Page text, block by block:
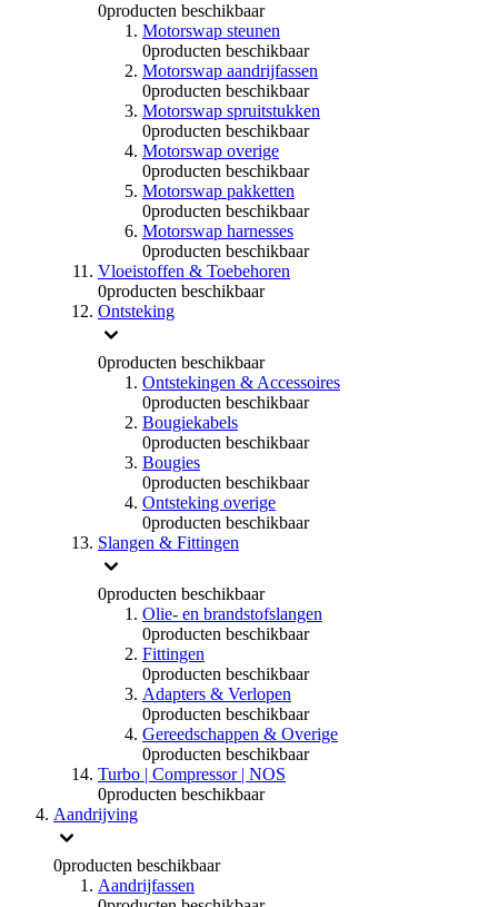
0producten beschikbaar
Motorswap steunen
0producten beschikbaar
Motorswap aandrijfassen
0producten beschikbaar
Motorswap spruitstukken
0producten beschikbaar
Motorswap overige
0producten beschikbaar
Motorswap pakketten
0producten beschikbaar
Motorswap harnesses
0producten beschikbaar
Vloeistoffen & Toebehoren
0producten beschikbaar
Ontsteking
0producten beschikbaar
Ontstekingen & Accessoires
0producten beschikbaar
Bougiekabels
0producten beschikbaar
Bougies
0producten beschikbaar
Ontsteking overige
0producten beschikbaar
Slangen & Fittingen
0producten beschikbaar
Olie- en brandstofslangen
0producten beschikbaar
Fittingen
0producten beschikbaar
Adapters & Verlopen
0producten beschikbaar
Gereedschappen & Overige
0producten beschikbaar
Turbo | Compressor | NOS
0producten beschikbaar
Aandrijving
0producten beschikbaar
Aandrijfassen